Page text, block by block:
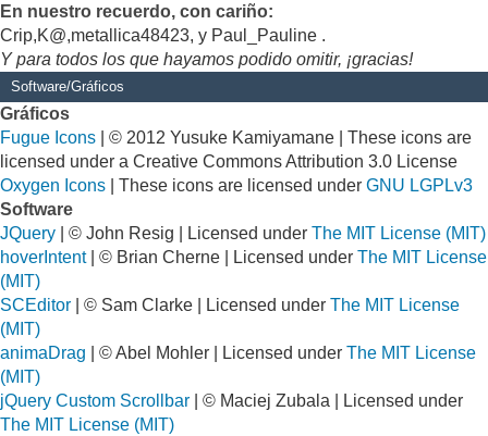
En nuestro recuerdo, con cariño:
Crip,K@,metallica48423, y Paul_Pauline .
Y para todos los que hayamos podido omitir, ¡gracias!
Software/Gráficos
Gráficos
Fugue Icons | © 2012 Yusuke Kamiyamane | These icons are
licensed under a Creative Commons Attribution 3.0 License
Oxygen Icons | These icons are licensed under GNU LGPLv3
Software
JQuery | © John Resig | Licensed under The MIT License (MIT)
hoverIntent| © Brian Cherne | Licensed under The MIT License
(MIT)
SCEditor | © Sam Clarke | Licensed under The MIT License
(MIT)
animaDrag | © Abel Mohler | Licensed under The MIT License
(MIT)
jQuery Custom Scrollbar | © Maciej Zubala | Licensed under
The MIT License (MIT)